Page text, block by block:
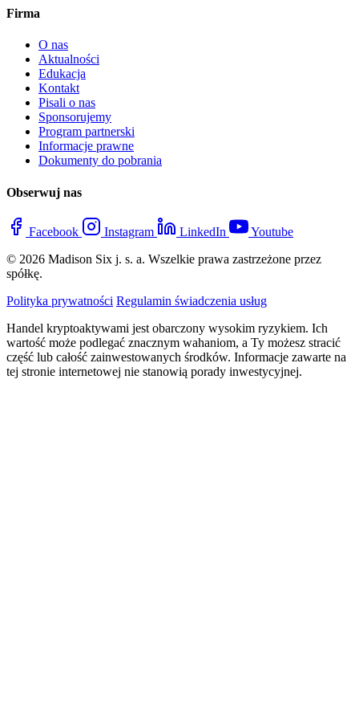
Firma
O nas
Aktualności
Edukacja
Kontakt
Pisali o nas
Sponsorujemy
Program partnerski
Informacje prawne
Dokumenty do pobrania
Obserwuj nas
Facebook Instagram LinkedIn
Youtube
© 2026 Madison Six j. s. a. Wszelkie prawa zastrzeżone przez
spółkę.
Polityka prywatności Regulamin świadczenia usług
Handel kryptoaktywami jest obarczony wysokim ryzykiem. Ich
wartość może podlegać znacznym wahaniom, a Ty możesz stracić
część lub całość zainwestowanych środków. Informacje zawarte na
tej stronie internetowej nie stanowią porady inwestycyjnej.